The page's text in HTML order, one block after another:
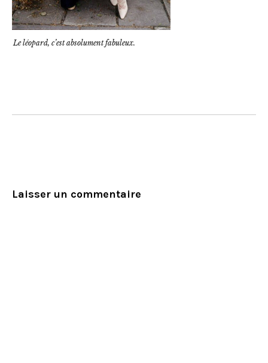
Le léopard, c’est absolument fabuleux.
Laisser un commentaire